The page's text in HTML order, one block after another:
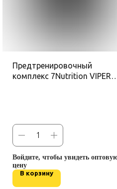
Предтренировочный
комплекс 7Nutrition VIPER
Войдите, чтобы увидеть
цену
В корзину